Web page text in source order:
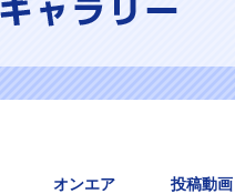
オンエア 投稿動画